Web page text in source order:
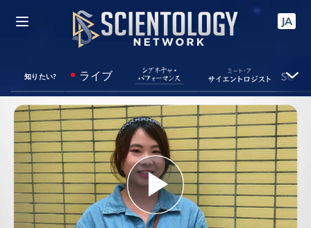
JA
知りたい? ライブ
Play